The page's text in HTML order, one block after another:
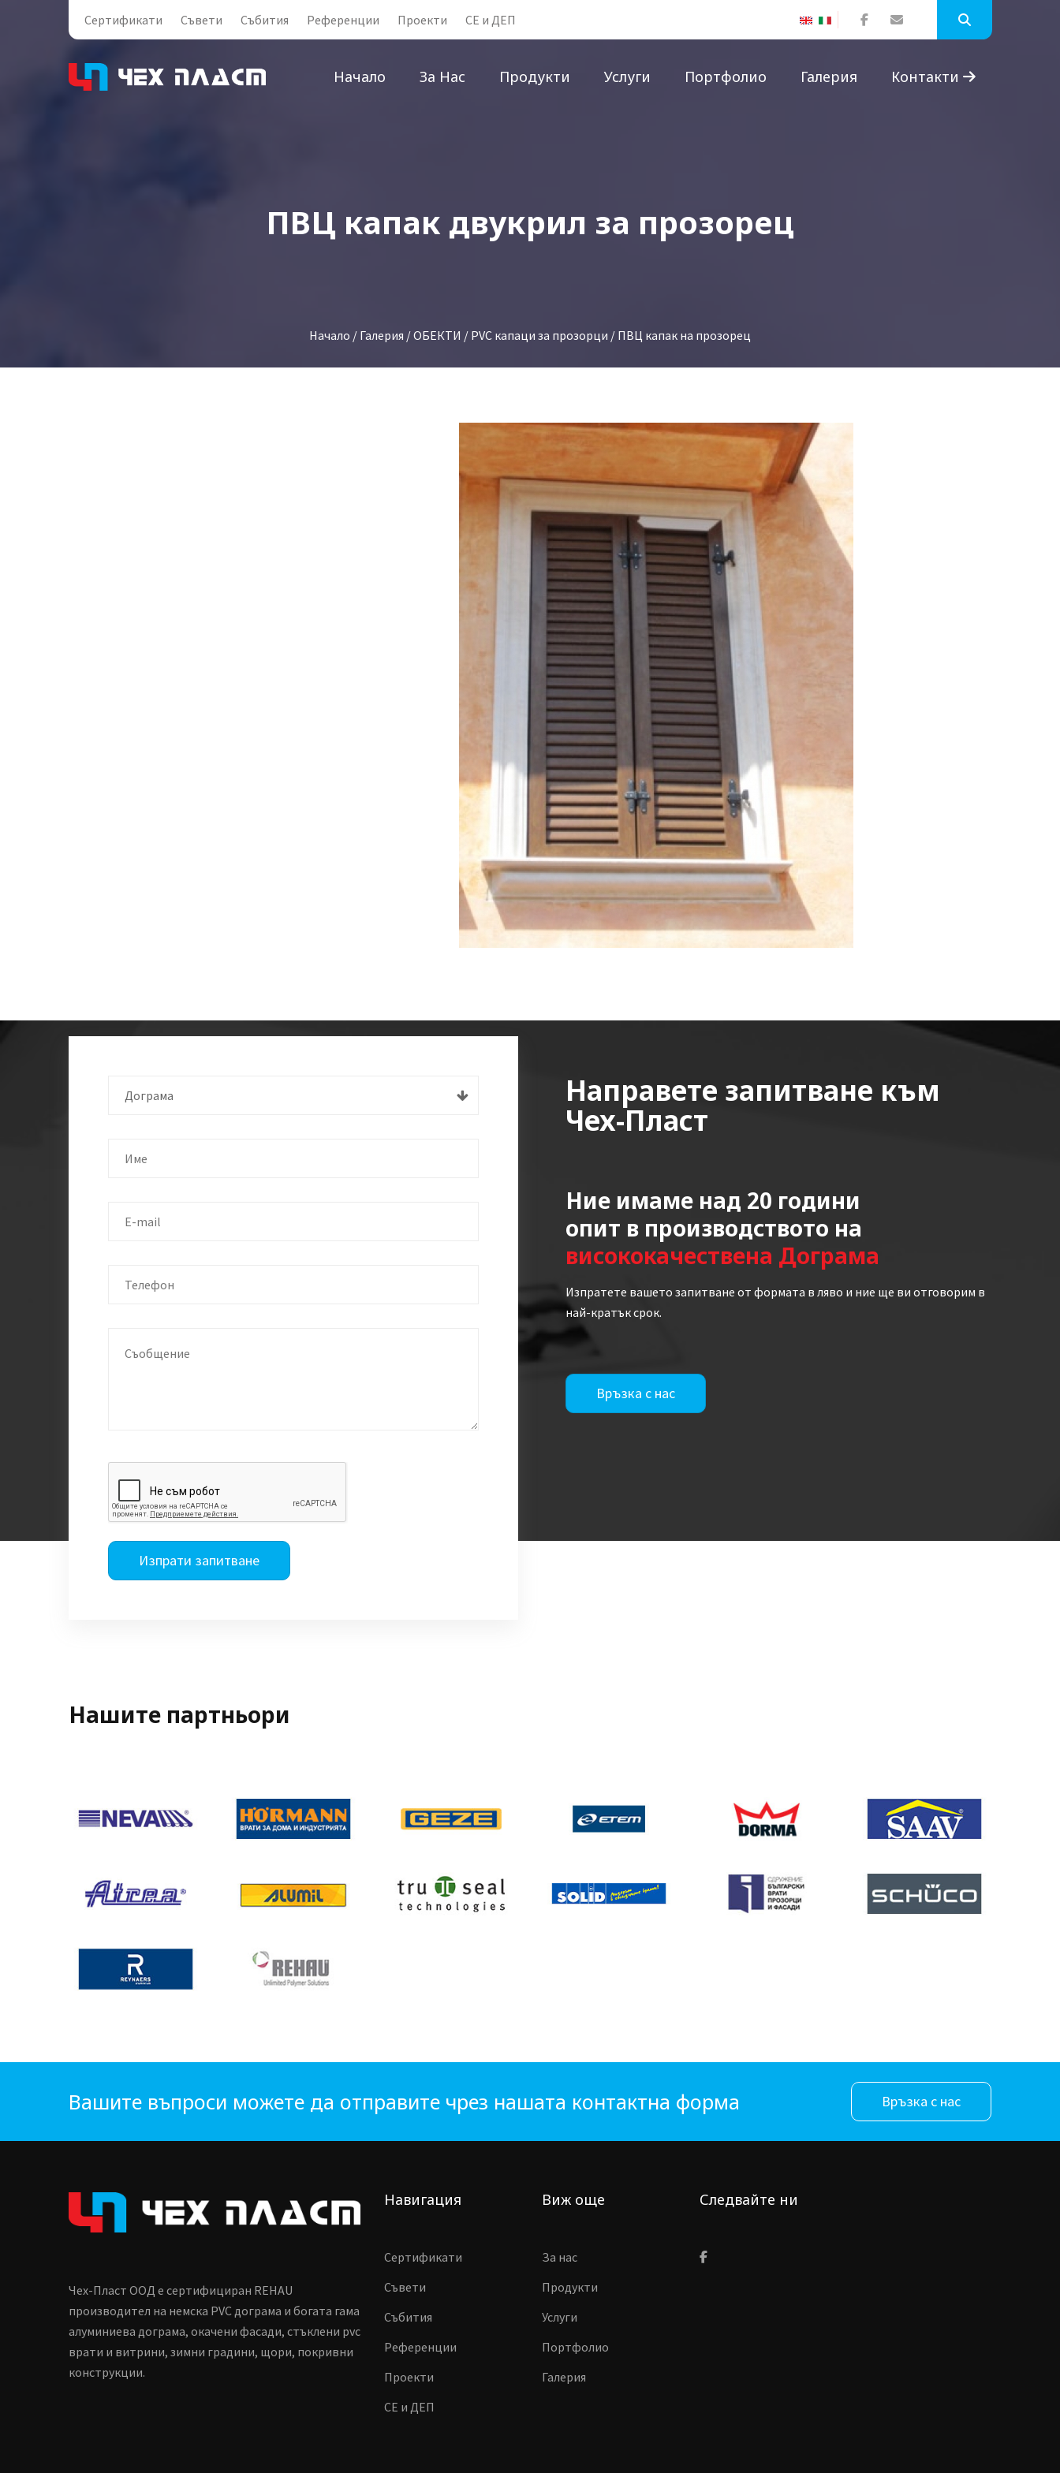
Сертификати Съвети Събития Референции Проекти CE и ДЕП
Начало За Нас Продукти Услуги Портфолио Галерия Контакти
ПВЦ капак двукрил за прозорец
Начало / Галерия /ОБЕКТИ / PVC капаци за прозорци / ПВЦ капак на прозорец
Дограма
Изпрати запитване
Направете запитване към
Чех-Пласт
Ние имаме над 20 години
опит в производството на
висококачествена Дограма
Изпратете вашето запитване от формата в ляво и ние ще ви отговорим в
най-кратък срок.
Връзка с нас
Нашите партньори
Вашите въпроси можете да отправите чрез нашата контактна форма Връзка с нас
Чех-Пласт ООД е сертифициран REHAU
производител на немска PVC дограма и богата гама
алуминиева дограма, окачени фасади, стъклени pvc
врати и витрини, зимни градини, щори, покривни
конструкции.
Навигация
Сертификати
Съвети
Събития
Референции
Проекти
CE и ДЕП
Виж още
За нас
Продукти
Услуги
Портфолио
Галерия
Следвайте ни